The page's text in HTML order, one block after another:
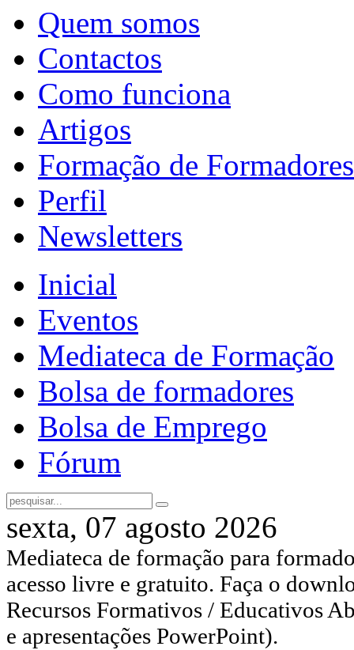
Quem somos
Contactos
Como funciona
Artigos
Formação de Formadores
Perfil
Newsletters
Inicial
Eventos
Mediateca de Formação
Bolsa de formadores
Bolsa de Emprego
Fórum
sexta, 07 agosto 2026
Mediateca de formação para
acesso livre e gratuito. Faça o
Recursos Formativos / Educativos
e apresentações PowerPoint).